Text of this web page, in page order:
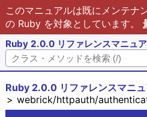
このマニュアルは既にメンテナ
の Ruby を対象としています。
Ruby 2.0.0 リファレンスマニュ
Ruby 2.0.0 リファレンスマニ
webrick/httpauth/